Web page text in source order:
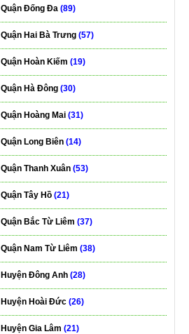
Quận Đống Đa (89)
Quận Hai Bà Trưng (57)
Quận Hoàn Kiếm (19)
Quận Hà Đông (30)
Quận Hoàng Mai (31)
Quận Long Biên (14)
Quận Thanh Xuân (53)
Quận Tây Hồ (21)
Quận Bắc Từ Liêm (37)
Quận Nam Từ Liêm (38)
Huyện Đông Anh (28)
Huyện Hoài Đức (26)
Huyện Gia Lâm (21)